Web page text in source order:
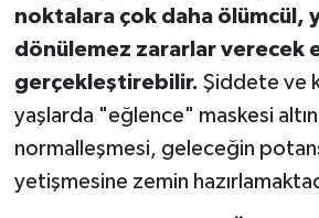
noktalara çok daha ölümcül,
dönülemez zararlar verecek
gerçekleştirebilir. Şiddete ve
yaşlarda "eğlence" maskesi
normalleşmesi, geleceğin
yetişmesine zemin